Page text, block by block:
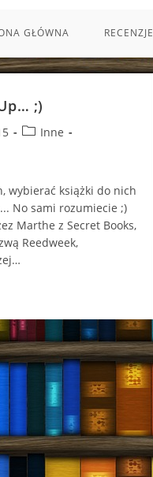
GŁÓWNA RECENZJE
;)
PostInne
wybierać książki do nich
No sami rozumiecie ;)
Marthe z Secret Books,
Reedweek,